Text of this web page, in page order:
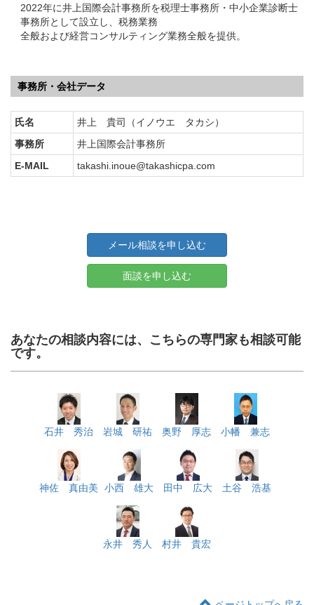
2022年に井上国際会計事務所を税理士事務所・中小企業診断士
事務所として設立し、税務業務
全般および経営コンサルティング業務全般を提供。
事務所・会社データ
氏名
井上 貴司（イノウエ タカシ）
事務所
井上国際会計事務所
E-MAIL
takashi.inoue@takashicpa.com
メール相談を申し込む
面談を申し込む
あなたの相談内容には、こちらの専門家も相談可能
です。
石井 秀治 岩城 研祐 奥野 厚志 小幡 兼志
神佐 真由美 小西 雄大 田中 広大 土谷 浩基
永井 秀人 村井 貴宏